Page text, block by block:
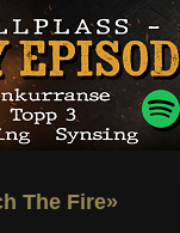
The Fire»